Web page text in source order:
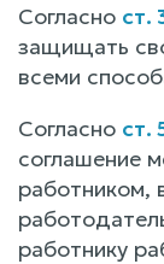
Согласно ст.
защищать
всеми
Согласно ст.
соглашение
работником,
работнику